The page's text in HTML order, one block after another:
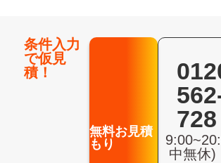
条件入力
で仮見
積！
無料お見積
もり
728
中無休)